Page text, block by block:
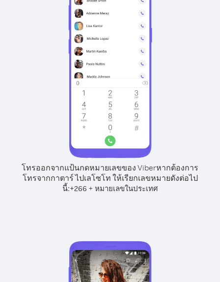
โทรออกจากแป้นกดหมายเลขของ Viberหากต้องการ
โทรจากกาตาร์ ไปเลโซโท ให้เรียกเลขหมายดังต่อไป
นี้:+266 + หมายเลขในประเทศ